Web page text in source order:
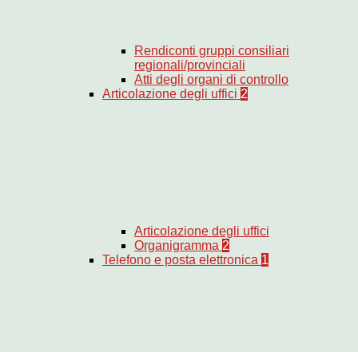
Rendiconti gruppi consiliari
regionali/provinciali
Atti degli organi di controllo
Articolazione degli uffici 2
Articolazione degli uffici
Organigramma 2
Telefono e posta elettronica 1